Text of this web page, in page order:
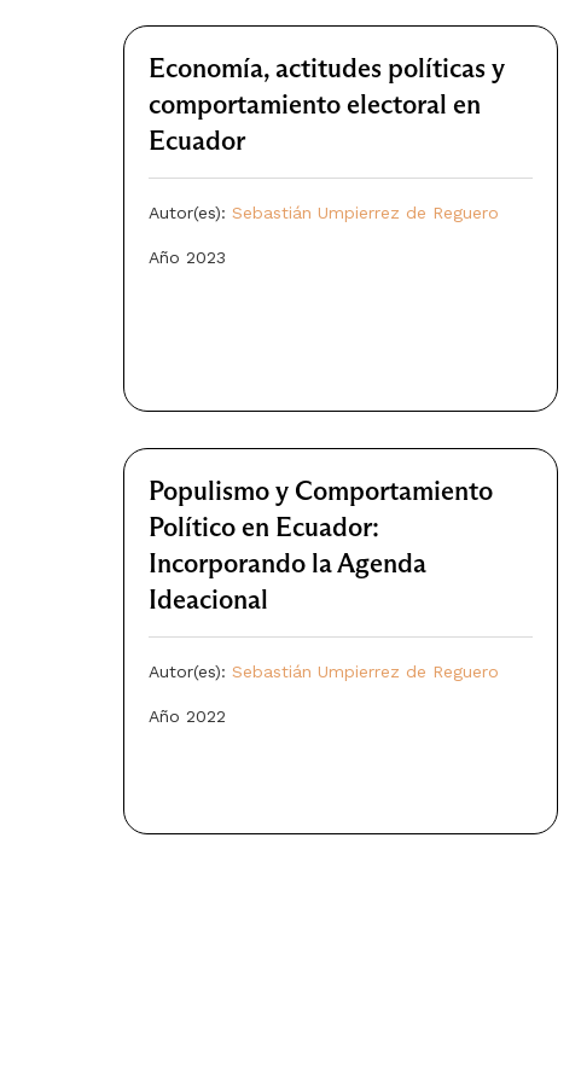
Economía, actitudes políticas y
comportamiento electoral en
Ecuador
Autor(es): Sebastián Umpierrez de Reguero
Año 2023
Populismo y Comportamiento
Político en Ecuador:
Incorporando la Agenda
Ideacional
Autor(es): Sebastián Umpierrez de Reguero
Año 2022